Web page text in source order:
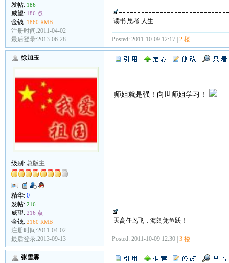
发帖: 186
威望: 186 点
金钱: 1860 RMB
注册时间:2011-04-02
最后登录:2013-06-28
读书 思考 人生
Posted: 2011-10-09 12:17 | 2 楼
徐加玉
级别: 总版主
精华: 0
发帖: 216
威望: 216 点
金钱: 2160 RMB
注册时间:2011-04-02
最后登录:2013-09-13
师姐就是强！向世师姐学习！
天高任鸟飞，海阔凭鱼跃！
Posted: 2011-10-09 12:30 | 3 楼
张雪霖